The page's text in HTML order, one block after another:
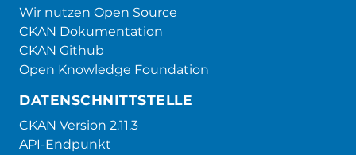
Wir nutzen Open Source
CKAN Dokumentation
CKAN Github
Open Knowledge Foundation
DATENSCHNITTSTELLE
CKAN Version 2.11.3
API-Endpunkt